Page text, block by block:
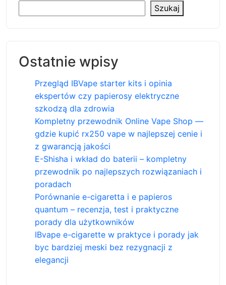
Szukaj
Ostatnie wpisy
Przegląd IBVape starter kits i opinia
ekspertów czy papierosy elektryczne
szkodzą dla zdrowia
Kompletny przewodnik Online Vape Shop —
gdzie kupić rx250 vape w najlepszej cenie i
z gwarancją jakości
E-Shisha i wkład do baterii – kompletny
przewodnik po najlepszych rozwiązaniach i
poradach
Porównanie e-cigaretta i e papieros
quantum – recenzja, test i praktyczne
porady dla użytkowników
IBvape e-cigarette w praktyce i porady jak
byc bardziej meski bez rezygnacji z
elegancji